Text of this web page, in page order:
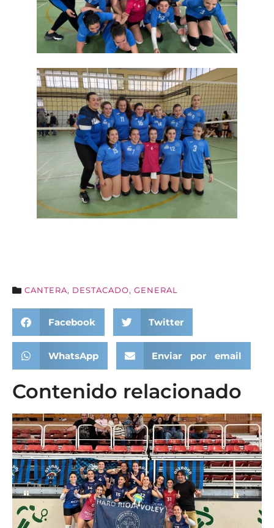
CANTERA, DESTACADO, GENERAL
Facebook Twitter
WhatsApp Enviar por email
Contenido relacionado